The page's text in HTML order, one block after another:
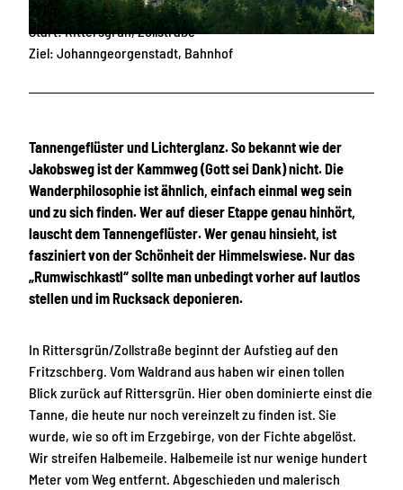
© Erlebnisheimat Erzgebirge
271 m
Start: Rittersgrün, Zollstraße
Ziel: Johanngeorgenstadt, Bahnhof
Tannengeflüster und Lichterglanz. So bekannt wie der
Jakobsweg ist der Kammweg (Gott sei Dank) nicht. Die
Wanderphilosophie ist ähnlich, einfach einmal weg sein
und zu sich finden. Wer auf dieser Etappe genau hinhört,
lauscht dem Tannengeflüster. Wer genau hinsieht, ist
fasziniert von der Schönheit der Himmelswiese. Nur das
„Rumwischkastl“ sollte man unbedingt vorher auf lautlos
stellen und im Rucksack deponieren.
In Rittersgrün/Zollstraße beginnt der Aufstieg auf den
Fritzschberg. Vom Waldrand aus haben wir einen tollen
Blick zurück auf Rittersgrün. Hier oben dominierte einst die
Tanne, die heute nur noch vereinzelt zu finden ist. Sie
wurde, wie so oft im Erzgebirge, von der Fichte abgelöst.
Wir streifen Halbemeile. Halbemeile ist nur wenige hundert
Meter vom Weg entfernt. Abgeschieden und malerisch